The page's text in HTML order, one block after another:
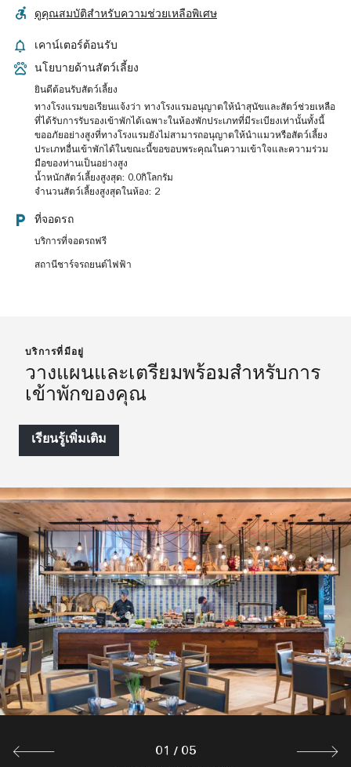
ดูคุณสมบัติสำหรับความช่วยเหลือพิเศษ
เคาน์เตอร์ต้อนรับ
นโยบายด้านสัตว์เลี้ยง
ยินดีต้อนรับสัตว์เลี้ยง
ทางโรงแรมขอเรียนแจ้งว่า ทางโรงแรมอนุญาตให้นำสุนัขและสัตว์ช่วยเหลือ
ที่ได้รับการรับรองเข้าพักได้เฉพาะในห้องพักประเภทที่มีระเบียงเท่านั้นทั้งนี้
ขออภัยอย่างสูงที่ทางโรงแรมยังไม่สามารถอนุญาตให้นำแมวหรือสัตว์เลี้ยง
ประเภทอื่นเข้าพักได้ในขณะนี้ขอขอบพระคุณในความเข้าใจและความร่วม
มือของท่านเป็นอย่างสูง
น้ำหนักสัตว์เลี้ยงสูงสุด: 0.0กิโลกรัม
จำนวนสัตว์เลี้ยงสูงสุดในห้อง: 2
ที่จอดรถ
บริการที่จอดรถฟรี
สถานีชาร์จรถยนต์ไฟฟ้า
บริการที่มีอยู่
วางแผนและเตรียมพร้อมสำหรับการ
เข้าพักของคุณ
เรียนรู้เพิ่มเติม
01 / 05